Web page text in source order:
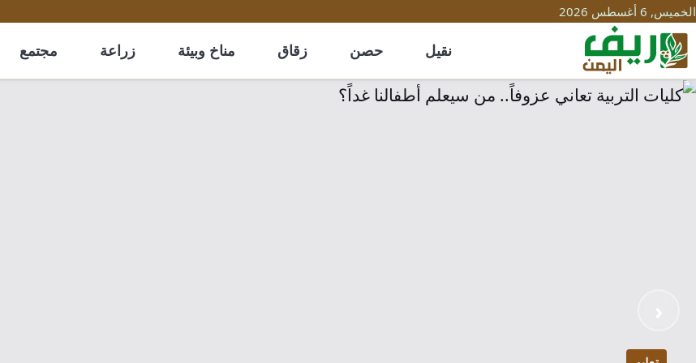
الخميس, 6 أغسطس 2026
نقيل حصن زقاق مناخ وبيئة زراعة مجتمع
ريف